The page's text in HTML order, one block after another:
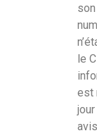
le
est